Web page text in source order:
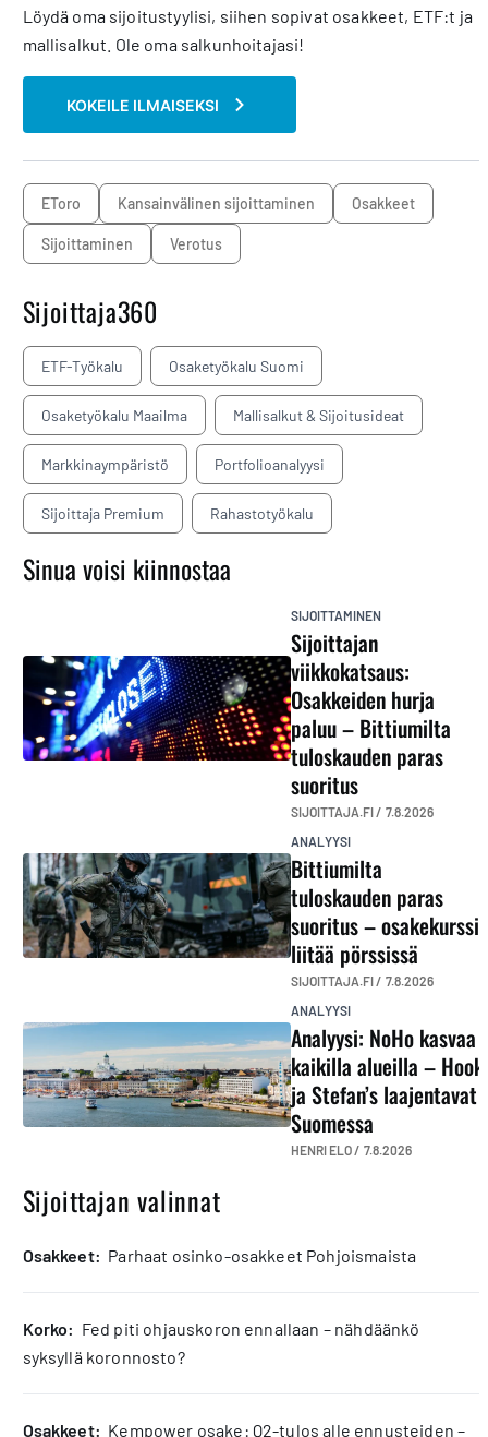
Löydä oma sijoitustyylisi, siihen sopivat osakkeet, ETF:t ja
mallisalkut. Ole oma salkunhoitajasi!
KOKEILE ILMAISEKSI
eToro kansainvälinen sijoittaminen osakkeet
sijoittaminen verotus
Sijoittaja360
ETF-Työkalu Osaketyökalu Suomi
Osaketyökalu Maailma Mallisalkut & Sijoitusideat
Markkinaympäristö Portfolioanalyysi
Sijoittaja Premium Rahastotyökalu
Sinua voisi kiinnostaa
SIJOITTAMINEN
Sijoittajan
viikkokatsaus:
Osakkeiden hurja
paluu – Bittiumilta
tuloskauden paras
suoritus
SIJOITTAJA.FI / 7.8.2026
ANALYYSI
Bittiumilta
tuloskauden paras
suoritus – osakekurssi
liitää pörssissä
SIJOITTAJA.FI / 7.8.2026
ANALYYSI
Analyysi: NoHo kasvaa
kaikilla alueilla – Hook
ja Stefan’s laajentavat
Suomessa
HENRI ELO / 7.8.2026
Sijoittajan valinnat
osakkeet: Parhaat osinko-osakkeet Pohjoismaista
korko: Fed piti ohjauskoron ennallaan – nähdäänkö
syksyllä koronnosto?
osakkeet: Kempower osake: Q2-tulos alle ennusteiden –